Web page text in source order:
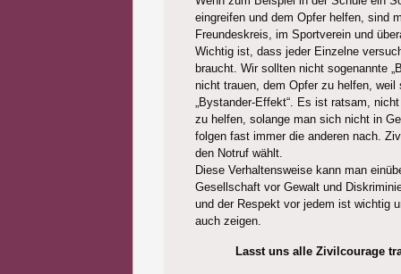
eingreifen und dem Opfer helfen, sind
Freundeskreis, im Sportverein und
Wichtig ist, dass jeder Einzelne
braucht. Wir sollten nicht sogenannte
nicht trauen, dem Opfer zu helfen,
„Bystander-Effekt“. Es ist ratsam,
zu helfen, solange man sich nicht in
folgen fast immer die anderen nach.
den Notruf wählt.
Diese Verhaltensweise kann man
Gesellschaft vor Gewalt und
und der Respekt vor jedem ist wichtig
auch zeigen.
Lasst uns alle Zivilcourage